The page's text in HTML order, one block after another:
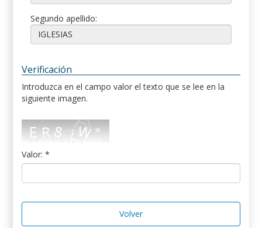
Segundo apellido:
Verificación
Introduzca en el campo valor el texto que se lee en la
siguiente imagen.
Valor: *
Volver